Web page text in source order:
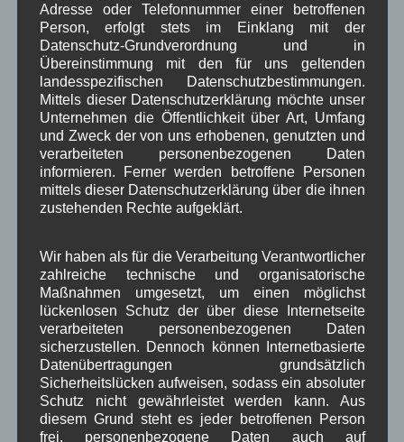
Oktober 2025 (8)
September 2025(5)
August 2025(2)
Juli 2025(9)
Juni 2025(7)
Mai 2025(3)
April 2025(8)
März 2025(5)
Februar 2025(9)
Januar 2025(8)
Dezember 2024(7)
September 2024 (8)
August 2024(2)
Juli 2024(9)
Juni 2024(4)
Mai 2024(4)
April 2024(5)
März 2024(4)
Februar 2024(4)
Januar 2024(5)
Dezember 2023(8)
Adresse oder Telefonnummer einer betroffenen
Person, erfolgt stets im Einklang mit der
Datenschutz-Grundverordnung und in
Übereinstimmung mit den für uns geltenden
landesspezifischen Datenschutzbestimmungen.
Mittels dieser Datenschutzerklärung möchte unser
Unternehmen die Öffentlichkeit über Art, Umfang
und Zweck der von uns erhobenen, genutzten und
verarbeiteten personenbezogenen Daten
informieren. Ferner werden betroffene Personen
mittels dieser Datenschutzerklärung über die ihnen
zustehenden Rechte aufgeklärt.
Wir haben als für die Verarbeitung Verantwortlicher
zahlreiche technische und organisatorische
Maßnahmen umgesetzt, um einen möglichst
lückenlosen Schutz der über diese Internetseite
verarbeiteten personenbezogenen Daten
sicherzustellen. Dennoch können Internetbasierte
Datenübertragungen grundsätzlich
Sicherheitslücken aufweisen, sodass ein absoluter
Schutz nicht gewährleistet werden kann. Aus
diesem Grund steht es jeder betroffenen Person
frei, personenbezogene Daten auch auf